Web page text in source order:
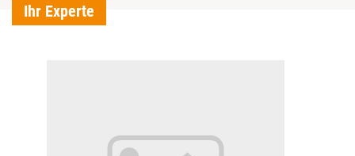
Ihr Experte